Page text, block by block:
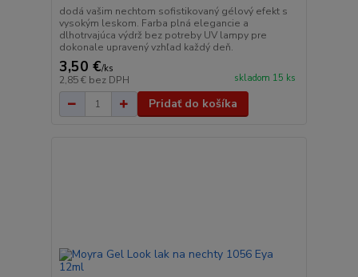
dodá vašim nechtom sofistikovaný gélový efekt s
vysokým leskom. Farba plná elegancie a
dlhotrvajúca výdrž bez potreby UV lampy pre
dokonale upravený vzhľad každý deň.
3,50 €/ks
2,85 € bez DPH skladom 15 ks
Pridať do košíka